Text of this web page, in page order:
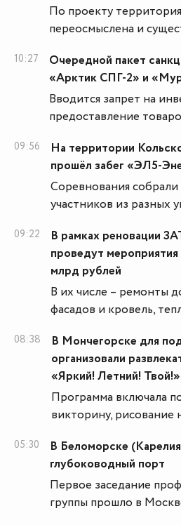
По проекту
переосмыслена и
10:27
Очередной пакет
«Арктик СПГ-2» и
Вводится запрет на
предоставление
09:56
На территории
прошёл забег «ЭЛ5-
Соревнования
участников из разных
09:22
В рамках реновации
проведут
млрд рублей
В их числе – ремонты
фасадов и кровель,
08:38
В Мончегорске для
организовали
«Яркий! Летний! Твой!»
Программа включала
викторину, рисование
05:30
В Беломорске
глубоководный порт
Первое заседание
группы прошло в